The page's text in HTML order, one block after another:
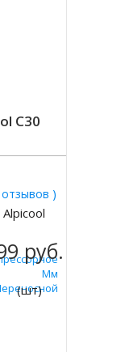
C30
)
Мм
руб.
(шт)